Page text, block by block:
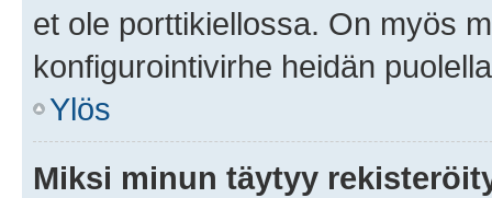
et ole porttikiellossa. On myös
konfigurointivirhe heidän
Ylös
Miksi minun täytyy